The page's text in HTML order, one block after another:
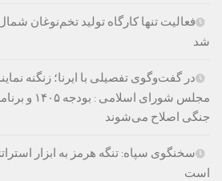
فعالیت تنها کارگاه تولید تخم‌نوغان
شد
در گفت‌وگوی تفصیلی با ایرنا؛ زنگنه
مجلس شورای
جنگی اصلاح می‌شوند
سخنگوی سپاه: تنگه هرمز به ابزار
است